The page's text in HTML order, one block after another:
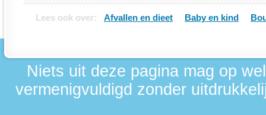
Lees ook over: Afvallen en dieet Baby en kind
Niets uit deze pagina mag op
vermenigvuldigd zonder